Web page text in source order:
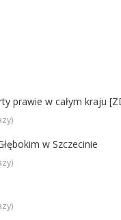
prawie w całym kraju
w Szczecinie